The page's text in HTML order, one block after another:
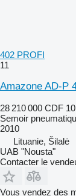
402 PROFI
11
Amazone AD-P
28 210 000 CDF
Semoir
2010
Lituanie, Šilalė
UAB "Nousta"
Contacter le
Vous vendez des